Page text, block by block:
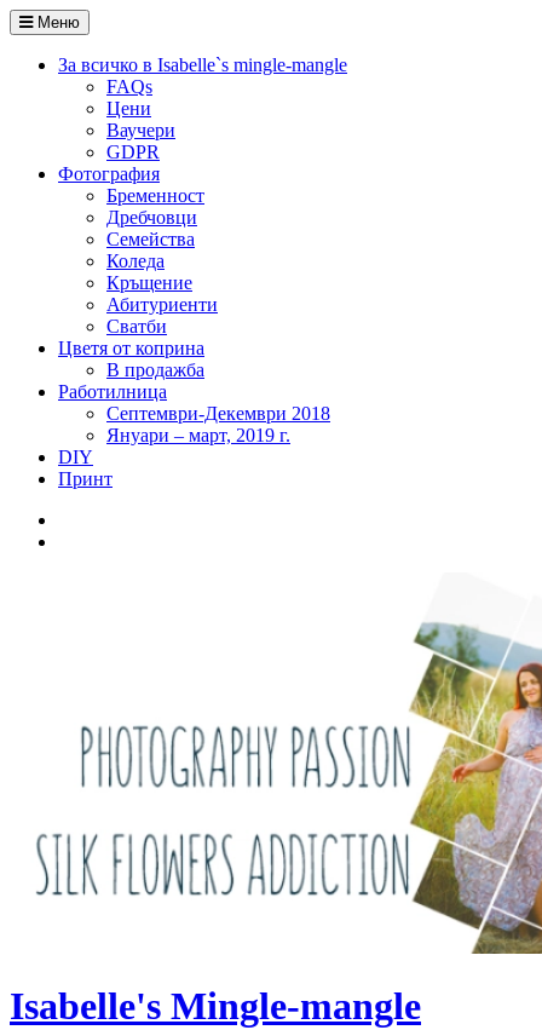
Меню
За всичко в Isabelle`s mingle-mangle
FAQs
Цени
Ваучери
GDPR
Фотография
Бременност
Дребчовци
Семейства
Коледа
Кръщение
Абитуриенти
Сватби
Цветя от коприна
В продажба
Работилница
Септември-Декември 2018
Януари – март, 2019 г.
DIY
Принт
Isabelle's Mingle-mangle